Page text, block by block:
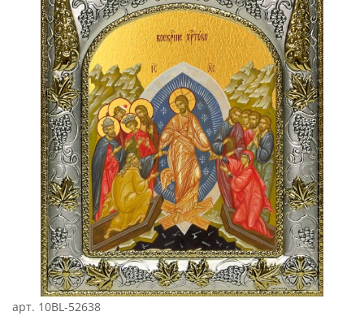
арт. 10BL-52638